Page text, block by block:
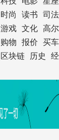
时尚 读书 司法
游戏 文化 高
购物 报价 买车
区块链 历史